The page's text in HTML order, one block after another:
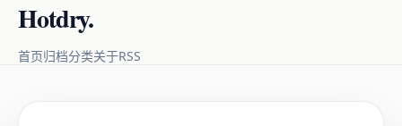
Hotdry.
首页归档分类关于RSS